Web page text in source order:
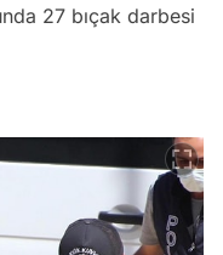
27 bıçak darbesi